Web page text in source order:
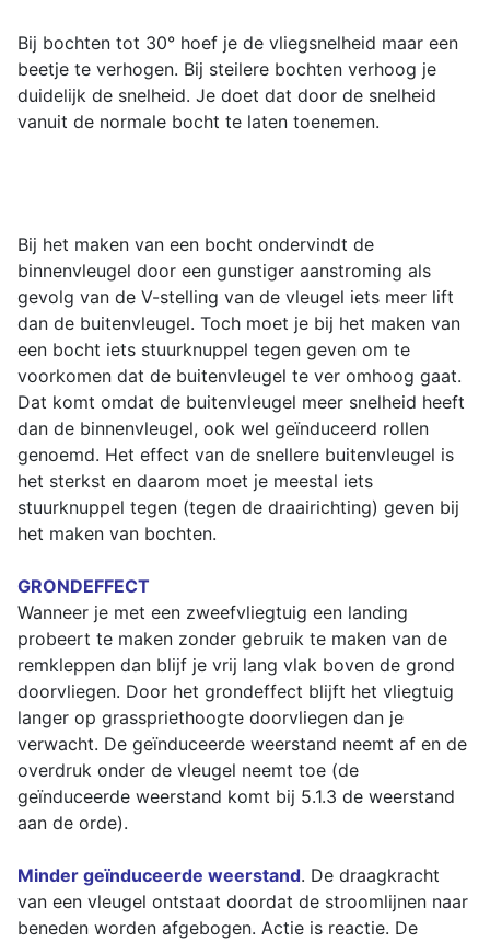
Bij bochten tot 30° hoef je de vliegsnelheid maar een
beetje te verhogen. Bij steilere bochten verhoog je
duidelijk de snelheid. Je doet dat door de snelheid
vanuit de normale bocht te laten toenemen.
Bij het maken van een bocht ondervindt de
binnenvleugel door een gunstiger aanstroming als
gevolg van de V-stelling van de vleugel iets meer lift
dan de buitenvleugel. Toch moet je bij het maken van
een bocht iets stuurknuppel tegen geven om te
voorkomen dat de buitenvleugel te ver omhoog gaat.
Dat komt omdat de buitenvleugel meer snelheid heeft
dan de binnenvleugel, ook wel geïnduceerd rollen
genoemd. Het effect van de snellere buitenvleugel is
het sterkst en daarom moet je meestal iets
stuurknuppel tegen (tegen de draairichting) geven bij
het maken van bochten.
GRONDEFFECT
Wanneer je met een zweefvliegtuig een landing
probeert te maken zonder gebruik te maken van de
remkleppen dan blijf je vrij lang vlak boven de grond
doorvliegen. Door het grondeffect blijft het vliegtuig
langer op grasspriethoogte doorvliegen dan je
verwacht. De geïnduceerde weerstand neemt af en de
overdruk onder de vleugel neemt toe (de
geïnduceerde weerstand komt bij 5.1.3 de weerstand
aan de orde).
Minder geïnduceerde weerstand. De draagkracht
van een vleugel ontstaat doordat de stroomlijnen naar
beneden worden afgebogen. Actie is reactie. De